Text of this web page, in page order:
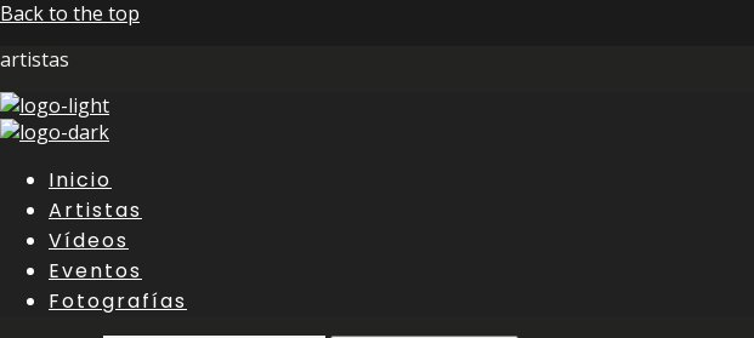
Back to the top
artistas
Inicio
Artistas
Vídeos
Eventos
Fotografías